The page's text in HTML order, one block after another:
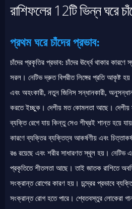
রাশিফলের 12টি ভিন্ন ঘরে
প্রথম ঘরে চাঁদের প্রভাব:
চাঁদের প্রকৃতির প্রভাব: চাঁদের ঊর্ধ্বে থাকার কারণে
সরল। নেটিভ দ্রুত বিপরীত লিঙ্গের প্রতি আকৃষ্ট
এবং অহংকারী, নতুন জিনিস সন্ধানকারী,
করতে ইচ্ছুক। দেশীয় মত কোমলতা আছে। দেশীয়
ব্যক্তি রেগে যায় কিন্তু সেও শীঘ্রই শান্ত হয়ে
কারণে ব্যক্তির ব্যক্তিত্ব আকর্ষণীয় এবং
রঙ রয়েছে এবং শরীর সাধারণত স্থূল হয়। নেটিভ
প্রকৃতিতে শীতলতা আছে। তাই জাতক রাশিতে
সংক্রান্ত রোগের কারণ হয়। চন্দ্রের প্রভাবে
সংক্রান্ত রোগ হতে পারে। শ্বেতবস্তুর লোকেরা